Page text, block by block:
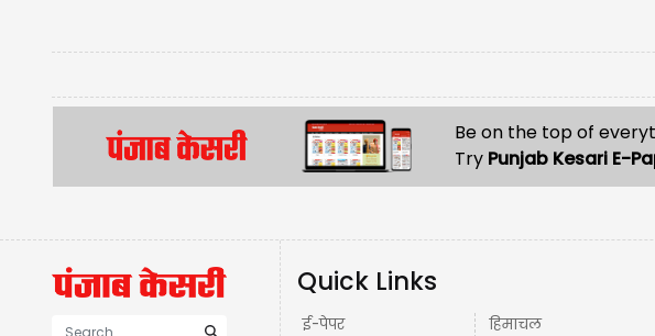
Be on the top of
Try Punjab Kesari E-
Quick Links
ई-पेपर
हिमाचल